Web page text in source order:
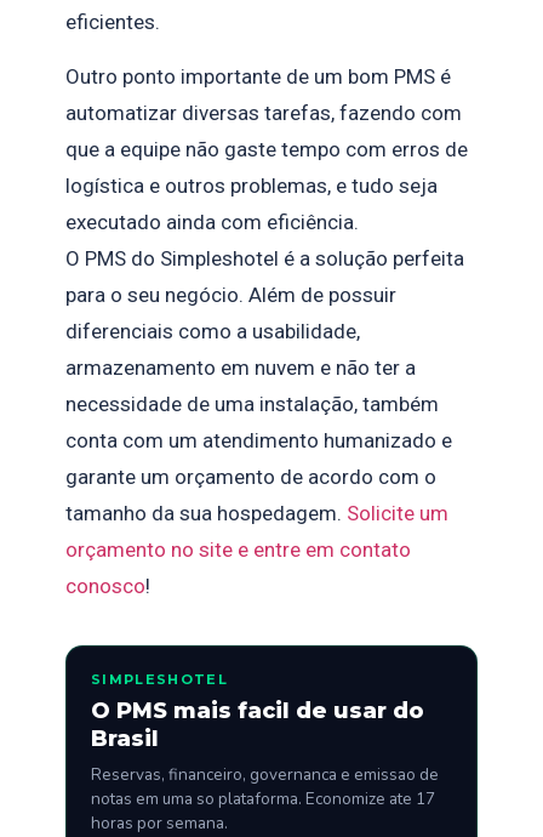
eficientes.
Outro ponto importante de um bom PMS é
automatizar diversas tarefas, fazendo com
que a equipe não gaste tempo com erros de
logística e outros problemas, e tudo seja
executado ainda com eficiência.
O PMS do Simpleshotel é a solução perfeita
para o seu negócio. Além de possuir
diferenciais como a usabilidade,
armazenamento em nuvem e não ter a
necessidade de uma instalação, também
conta com um atendimento humanizado e
garante um orçamento de acordo com o
tamanho da sua hospedagem. Solicite um
orçamento no site e entre em contato
conosco!
SIMPLESHOTEL
O PMS mais facil de usar do
Brasil
Reservas, financeiro, governanca e emissao de
notas em uma so plataforma. Economize ate 17
horas por semana.